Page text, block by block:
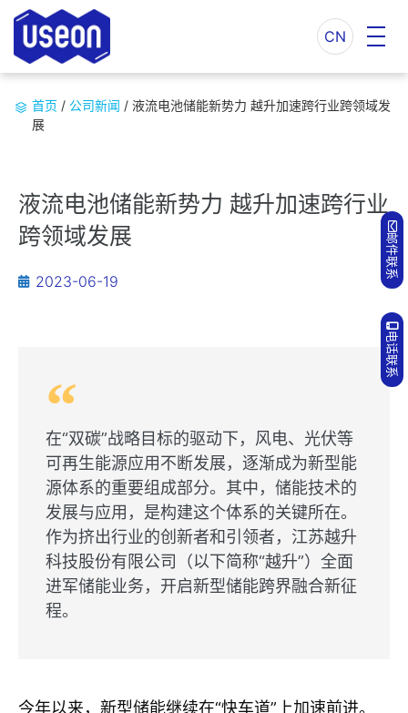
CN
首页 / 公司新闻 / 液流电池储能新势力 越升加速跨行业跨领域发
展
液流电池储能新势力 越升加速跨行业
跨领域发展
2023-06-19
在“双碳”战略目标的驱动下，风电、光伏等
可再生能源应用不断发展，逐渐成为新型能
源体系的重要组成部分。其中，储能技术的
发展与应用，是构建这个体系的关键所在。
作为挤出行业的创新者和引领者，江苏越升
科技股份有限公司（以下简称“越升”）全面
进军储能业务，开启新型储能跨界融合新征
程。
今年以来，新型储能继续在“快车道”上加速前进。
邮件联系
电话联系